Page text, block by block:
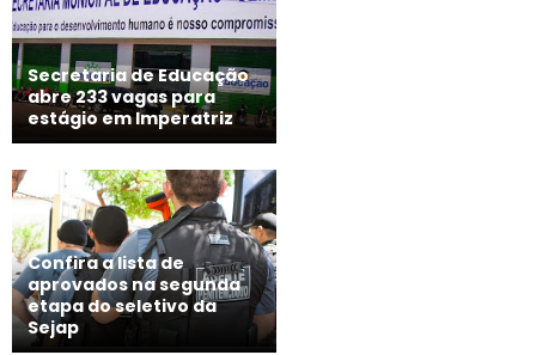
Secretaria de Educação
abre 233 vagas para
estágio em Imperatriz
Confira a lista de
aprovados na segunda
etapa do seletivo da
Sejap